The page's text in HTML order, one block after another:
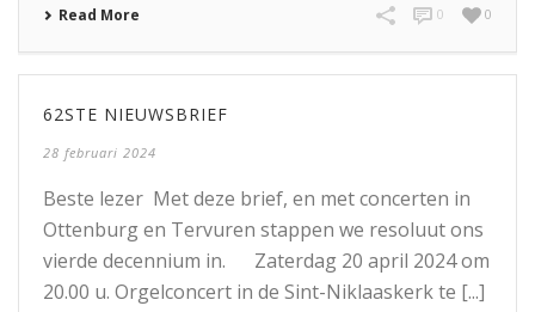
Read More 0
0
62STE NIEUWSBRIEF
28 februari 2024
Beste lezer Met deze brief, en met concerten in
Ottenburg en Tervuren stappen we resoluut ons
vierde decennium in. Zaterdag 20 april 2024 om
20.00 u. Orgelconcert in de Sint-Niklaaskerk te [...]